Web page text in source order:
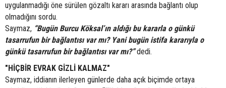
uygulanmadığı öne sürülen gözaltı kararı arasında bağlantı olup
olmadığını sordu.
Saymaz, “Bugün Burcu Köksal’ın aldığı bu kararla o günkü
tasarrufun bir bağlantısı var mı? Yani bugün istifa kararıyla o
günkü tasarrufun bir bağlantısı var mı?” dedi.
"HİÇBİR EVRAK GİZLİ KALMAZ"
Saymaz, iddianın ilerleyen günlerde daha açık biçimde ortaya